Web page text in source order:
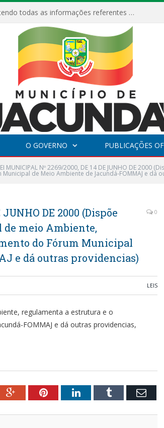
Relatórios Detalhados contendo todas as informações referentes a execução de recursos destinados ao fomento de projetos culturais no Município de Jacundá entre os anos de 2022 ao presente ano de 2026.
O GOVERNO PUBLICAÇÕES
MUNICIPAL Nº 2269/2000, DE 14 DE JUNHO DE
de Meio Ambiente de Jacundá-FOMMAJ e dá
DE 2000 (Dispõe
de meio Ambiente,
do Fórum Municipal
e dá outras providencias)
0
LEIS
regulamenta a estrutura e o
FOMMAJ e dá outras providencias,
Google+PinterestLinkedInTumblr